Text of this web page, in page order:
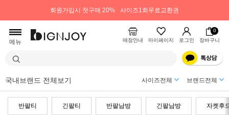
회원가입시 첫구매 20% 사이즈1회무료교환권
메뉴 매장안내 마이페이지 로그인
0
장바구니
국내브랜드 전체보기 사이즈전체 브랜드전체
반팔티 긴팔티 반팔남방 긴팔남방 자켓후